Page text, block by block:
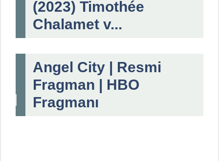
(2023) Timothée
Chalamet v...
Angel City | Resmi
Fragman | HBO
Fragmanı